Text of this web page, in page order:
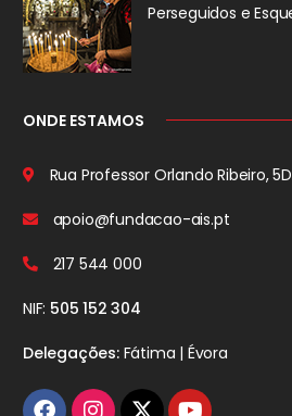
Perseguidos e
ONDE ESTAMOS
Rua Professor Orlando Ribeiro, 5D
apoio@fundacao-ais.pt
217 544 000
NIF: 505 152 304
Delegações:Fátima | Évora